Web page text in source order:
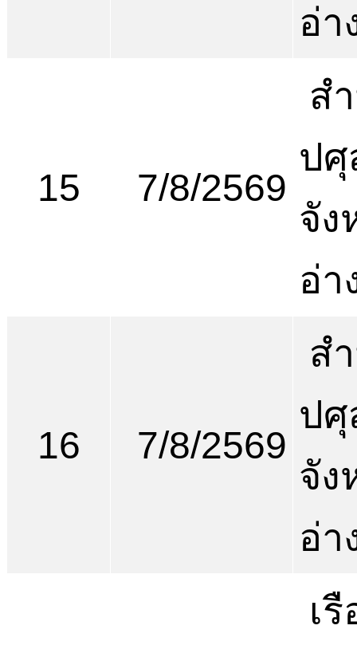
อ่า
15 7/8/2569
ส
ปศุ
จัง
อ่า
16 7/8/2569
ส
ปศุ
จัง
อ่า
เ